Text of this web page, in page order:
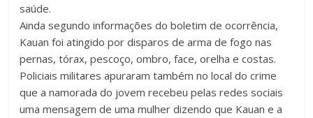
saúde.
Ainda segundo informações do boletim de ocorrência,
Kauan foi atingido por disparos de arma de fogo nas
pernas, tórax, pescoço, ombro, face, orelha e costas.
Policiais militares apuraram também no local do crime
que a namorada do jovem recebeu pelas redes sociais
uma mensagem de uma mulher dizendo que Kauan e a